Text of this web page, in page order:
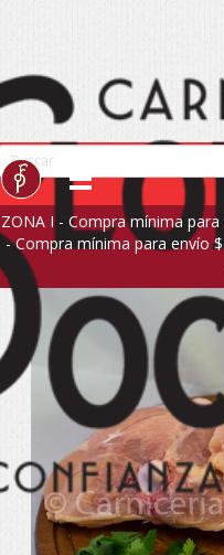
ZONA I - Compra mínima
- Compra mínima para envío